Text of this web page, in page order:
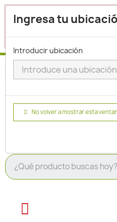
Seleccione su ubicación para
actualmente prestamos
aquípara seleccionar una
Ingresa tu
Introducir ubicación
No volver a mostrar esta